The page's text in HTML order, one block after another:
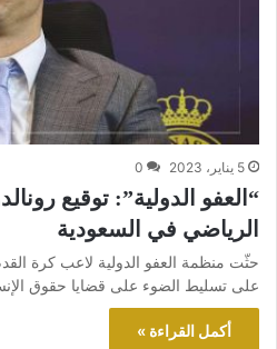
5 يناير، 2023 0
“العفو الدولية”: توقيع
الرياضي في السعودية
حثّت منظمة العفو الدولية لاعب كرة القدم
على تسليط الضوء على قضايا حقوق
أكمل القراءة »